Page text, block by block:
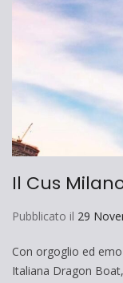
Il Cus
Pubblicato il 29
Con orgoglio ed
Italiana Dragon